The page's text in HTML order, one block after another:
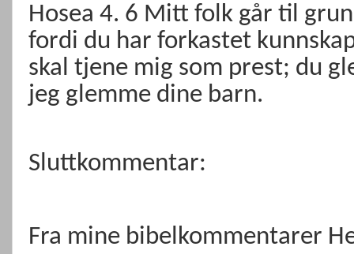
Hosea 4. 6 Mitt folk går til
fordi du har forkastet
skal tjene mig som prest; du
jeg glemme dine barn.
Sluttkommentar:
Fra mine bibelkommentarer